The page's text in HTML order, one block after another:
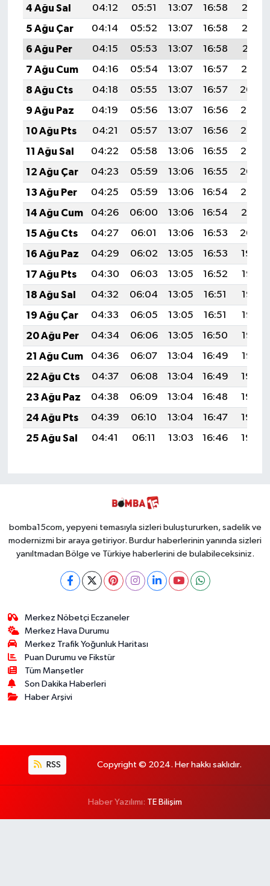
4 Ağu Sal
04:12 05:51 13:07 16:58
20:13
5 Ağu Çar
04:14 05:52 13:07 16:58
20:12
6 Ağu Per
04:15 05:53 13:07 16:58
20:11
7 Ağu Cum
04:16 05:54 13:07 16:57
20:10
8 Ağu Cts
04:18 05:55 13:07 16:57
20:09
9 Ağu Paz
04:19 05:56 13:07 16:56
20:08
10 Ağu Pts
04:21 05:57 13:07 16:56
20:06
11 Ağu Sal
04:22 05:58 13:06 16:55
20:05
12 Ağu Çar
04:23 05:59 13:06 16:55
20:04
13 Ağu Per
04:25 05:59 13:06 16:54
20:03
14 Ağu Cum
04:26 06:00 13:06 16:54
20:01
15 Ağu Cts
04:27 06:01 13:06 16:53
20:00
16 Ağu Paz
04:29 06:02 13:05 16:53
19:59
17 Ağu Pts
04:30 06:03 13:05 16:52
19:57
18 Ağu Sal
04:32 06:04 13:05 16:51
19:56
19 Ağu Çar
04:33 06:05 13:05 16:51
19:55
20 Ağu Per
04:34 06:06 13:05 16:50
19:53
21 Ağu Cum
04:36 06:07 13:04 16:49
19:52
22 Ağu Cts
04:37 06:08 13:04 16:49
19:50
23 Ağu Paz
04:38 06:09 13:04 16:48
19:49
24 Ağu Pts
04:39 06:10 13:04 16:47
19:48
25 Ağu Sal
04:41 06:11 13:03 16:46 19:46
bomba15com, yepyeni temasıyla sizleri buluştururken, sadelik ve
modernizmi bir araya getiriyor. Burdur haberlerinin yanında sizleri
yanıltmadan Bölge ve Türkiye haberlerini de bulabileceksiniz.
Merkez Nöbetçi Eczaneler
Merkez Hava Durumu
Merkez Trafik Yoğunluk Haritası
Puan Durumu ve Fikstür
Tüm Manşetler
Son Dakika Haberleri
Haber Arşivi
RSS Copyright © 2024. Her hakkı saklıdır.
Haber Yazılımı: TE Bilişim